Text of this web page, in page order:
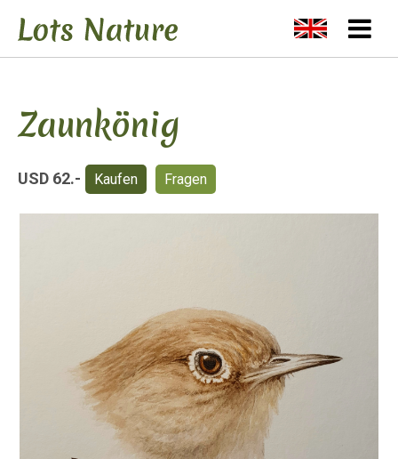
Zaunkönig
USD 62.- Kaufen Fragen